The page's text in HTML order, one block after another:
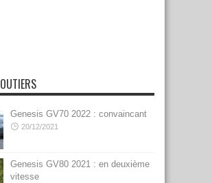
Genesis GV70 2022 : convaincant
20/12/2021
Genesis GV80 2021 : en deuxième
vitesse